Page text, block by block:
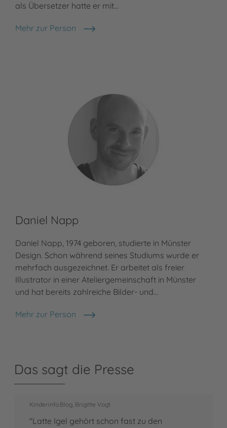
als Übersetzer hatte er mit…
Mehr zur Person
Sebastian Lybeck
Daniel Napp
Daniel Napp, 1974 geboren, studierte in Münster
Design. Schon während seines Studiums wurde er
mehrfach ausgezeichnet. Er arbeitet als freier
Illustrator in einer Ateliergemeinschaft in Münster
und hat bereits zahlreiche Bilder- und…
Mehr zur Person
Daniel Napp
Das sagt die Presse
Kinderinfo.Blog, Brigitte Vogt
"Latte Igel gehört schon fast zu den